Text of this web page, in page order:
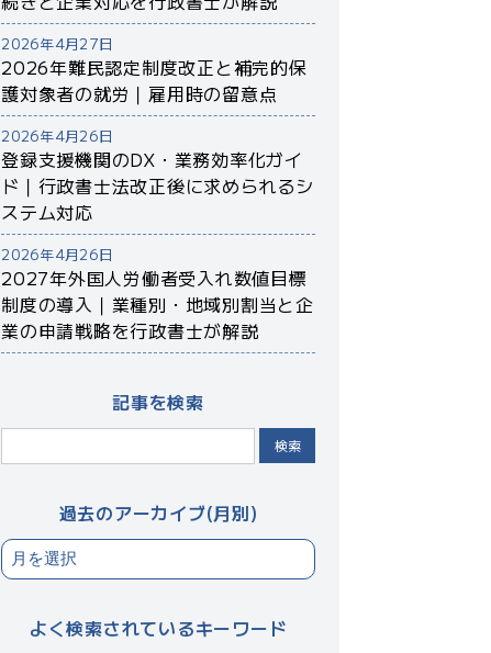
2026年難民認定制度改正と補完的保
護対象者の就労｜雇用時の留意点
2026年4月27日
登録支援機関のDX・業務効率化ガイ
ド｜行政書士法改正後に求められるシ
ステム対応
2026年4月26日
2027年外国人労働者受入れ数値目標
制度の導入｜業種別・地域別割当と企
業の申請戦略を行政書士が解説
2026年4月26日
記事を検索
検索
過去のアーカイブ(月別)
よく検索されているキーワード